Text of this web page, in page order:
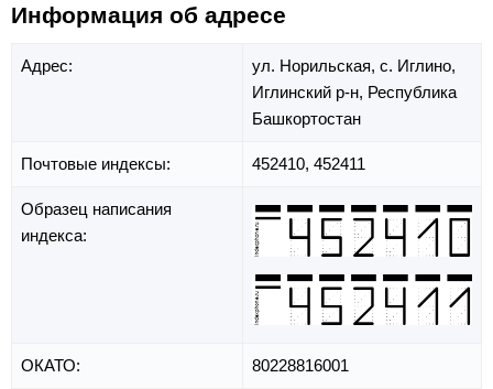
Информация об адресе
Адрес: ул. Норильская, с. Иглино,
Иглинский р-н, Республика
Башкортостан
Почтовые индексы: 452410, 452411
Образец написания
индекса:
ОКАТО: 80228816001